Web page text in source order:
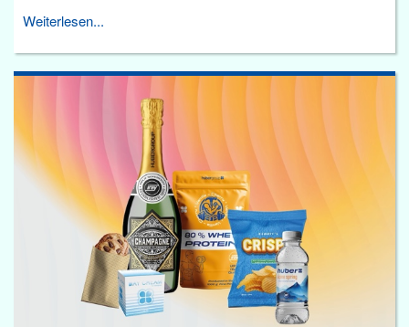
Weiterlesen...